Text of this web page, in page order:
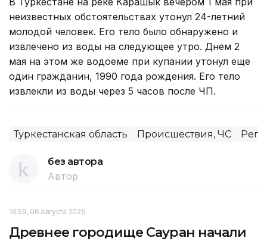
неизвестных обстоятельствах утонул 24-летний
молодой человек. Его тело было обнаружено и
извлечено из воды на следующее утро. Днем 2
мая на этом же водоеме при купании утонул еще
один гражданин, 1990 года рождения. Его тело
извлекли из воды через 5 часов после ЧП.
Туркестанская область Происшествия, ЧС
без автора
Автор
16:59, 06 Августа 2026
Древнее городище Сауран начали